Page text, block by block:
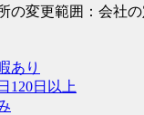
の変更範囲：会社
あり
120日以上